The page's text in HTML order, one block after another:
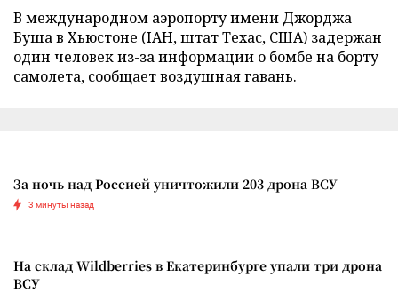
В международном аэропорту имени Джорджа
Буша в Хьюстоне (IAH, штат Техас, США) задержан
один человек из-за информации о бомбе на борту
самолета, сообщает воздушная гавань.
За ночь над Россией уничтожили 203 дрона ВСУ
3 минуты назад
На склад Wildberries в Екатеринбурге упали три дрона
ВСУ